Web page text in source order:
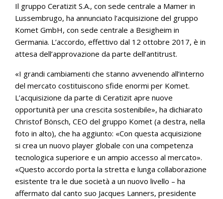
Il gruppo Ceratizit S.A., con sede centrale a Mamer in
Lussembrugo, ha annunciato l’acquisizione del gruppo
Komet GmbH, con sede centrale a Besigheim in
Germania. L’accordo, effettivo dal 12 ottobre 2017, è in
attesa dell’approvazione da parte dell’antitrust.
«I grandi cambiamenti che stanno avvenendo all’interno
del mercato costituiscono sfide enormi per Komet.
L’acquisizione da parte di Ceratizit apre nuove
opportunità per una crescita sostenibile», ha dichiarato
Christof Bönsch, CEO del gruppo Komet (a destra, nella
foto in alto), che ha aggiunto: «Con questa acquisizione
si crea un nuovo player globale con una competenza
tecnologica superiore e un ampio accesso al mercato».
«Questo accordo porta la stretta e lunga collaborazione
esistente tra le due società a un nuovo livello – ha
affermato dal canto suo Jacques Lanners, presidente